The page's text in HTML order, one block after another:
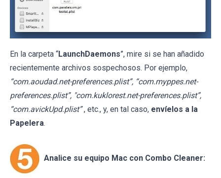
En la carpeta “LaunchDaemons”, mire si se han añadido
recientemente archivos sospechosos. Por ejemplo,
“com.aoudad.net-preferences.plist”, “com.myppes.net-
preferences.plist”, "com.kuklorest.net-preferences.plist”,
“com.avickUpd.plist” , etc., y, en tal caso, envíelos a la
Papelera.
Analice su equipo Mac con Combo Cleaner: